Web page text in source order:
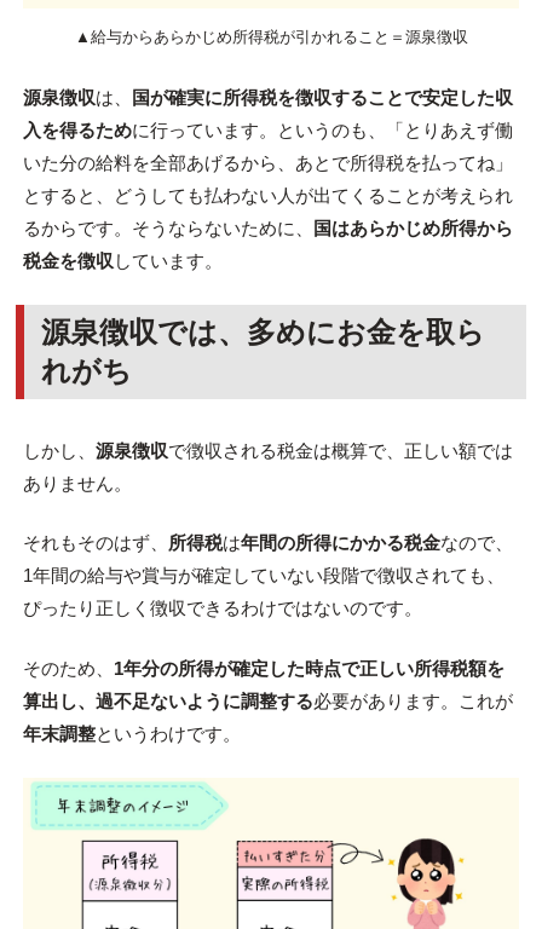
▲給与からあらかじめ所得税が引かれること＝源泉徴収
源泉徴収は、
国が確実に所得税を徴収することで安定した収
入を得るために行っています。というのも、「とりあえず働
いた分の給料を全部あげるから、あとで所得税を払ってね」
とすると、どうしても払わない人が出てくることが考えられ
るからです。そうならないために、
国はあらかじめ所得から
税金を徴収 しています。
源泉徴収では、多めにお金を取ら
れがち
しかし、 源泉徴収で徴収される税金は概算で、正しい額では
ありません。
それもそのはず、 所得税は年間の所得にかかる税金なので、
1年間の給与や賞与が確定していない段階で徴収されても、
ぴったり正しく徴収できるわけではないのです。
そのため、 1年分の所得が確定した時点で正しい所得税額を
算出し、過不足ないように調整する必要があります。これが
年末調整というわけです。